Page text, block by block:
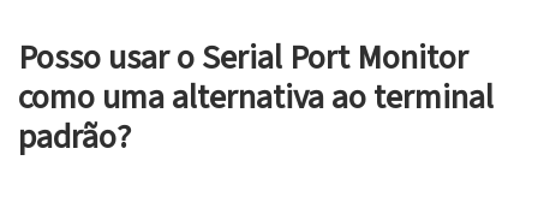
Posso usar o Serial Port Monitor
como uma alternativa ao terminal
padrão?